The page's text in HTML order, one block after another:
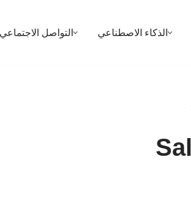
الذكاء الاصطناعي التواصل الاجتماعي